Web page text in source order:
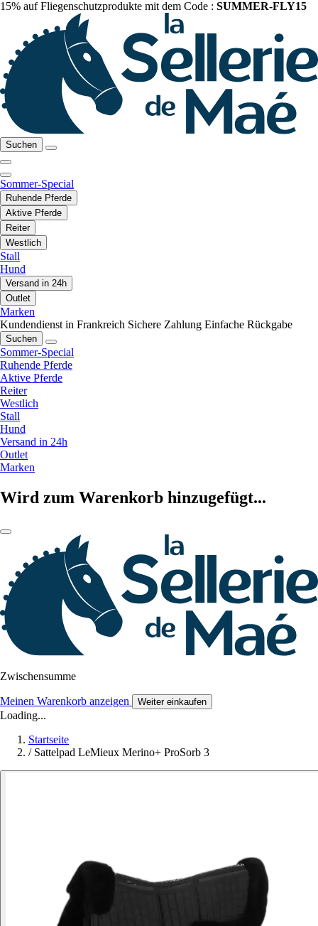
15% auf Fliegenschutzprodukte mit dem Code : SUMMER-FLY15
Suchen
Sommer-Special
Ruhende Pferde
Aktive Pferde
Reiter
Westlich
Stall
Hund
Versand in 24h
Outlet
Marken
Kundendienst in Frankreich Sichere Zahlung Einfache Rückgabe
Suchen
Sommer-Special
Ruhende Pferde
Aktive Pferde
Reiter
Westlich
Stall
Hund
Versand in 24h
Outlet
Marken
Wird zum Warenkorb hinzugefügt...
Zwischensumme
Meinen Warenkorb anzeigen Weiter einkaufen
Loading...
Startseite
/ Sattelpad LeMieux Merino+ ProSorb 3